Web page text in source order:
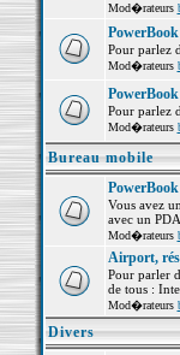
Mod�rateurs
Pour parlez
Mod�rateurs
Pour parlez
Mod�rateurs
Bureau mobile
Vous avez
avec un
Mod�rateurs
Airport,
Pour parler
de tous :
Mod�rateurs
Divers